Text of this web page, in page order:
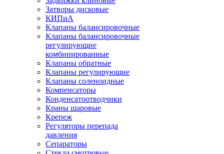
Затворы дисковые
КИПиА
Клапаны балансировочные
Клапаны балансировочные
регулирующие
комбинированные
Клапаны обратные
Клапаны регулирующие
Клапаны соленоидные
Компенсаторы
Конденсатоотводчики
Краны шаровые
Крепеж
Регуляторы перепада
давления
Сепараторы